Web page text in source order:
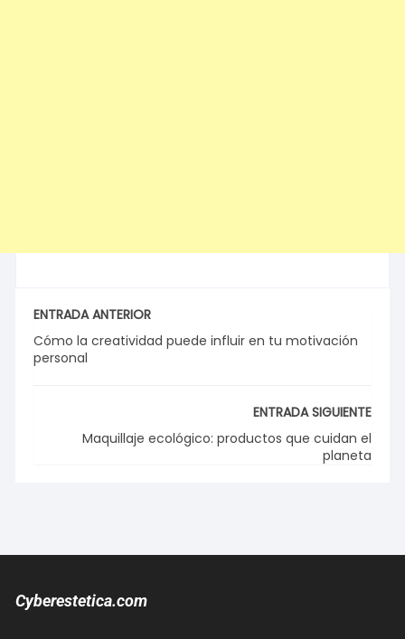
ENTRADA ANTERIOR
Cómo la creatividad puede influir en tu motivación
personal
ENTRADA SIGUIENTE
Maquillaje ecológico: productos que cuidan el
planeta
Cyberestetica.com